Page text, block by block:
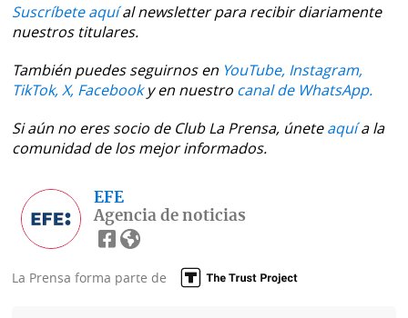
Suscríbete aquíal newsletter para recibir diariamente
nuestros titulares.
También puedes seguirnos en YouTube, Instagram,
TikTok, X, Facebooky en nuestro canal de WhatsApp.
Si aún no eres socio de Club La Prensa, úneteaquía la
comunidad de los mejor informados.
EFE
Agencia de noticias
La Prensa forma parte de